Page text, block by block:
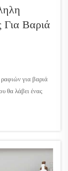
Βαριά
για βαριά
θα λάβει ένας
ή μια ομάδα
να οδηγήσει